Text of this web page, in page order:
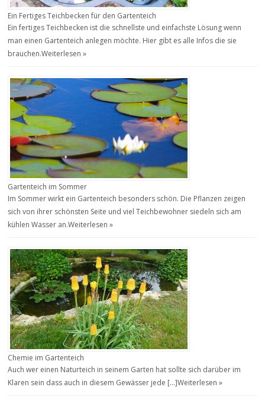
Ein Fertiges Teichbecken für den Gartenteich
Ein fertiges Teichbecken ist die schnellste und einfachste Lösung wenn
man einen Gartenteich anlegen möchte. Hier gibt es alle Infos die sie
brauchen.Weiterlesen »
Gartenteich im Sommer
Im Sommer wirkt ein Gartenteich besonders schön. Die Pflanzen zeigen
sich von ihrer schönsten Seite und viel Teichbewohner siedeln sich am
kühlen Wasser an.Weiterlesen »
Chemie im Gartenteich
Auch wer einen Naturteich in seinem Garten hat sollte sich darüber im
Klaren sein dass auch in diesem Gewässer jede […]Weiterlesen »